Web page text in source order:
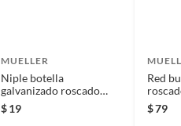
MUELLER
Niple botella
galvanizado roscado
1/2"
$ 19
Red
$79